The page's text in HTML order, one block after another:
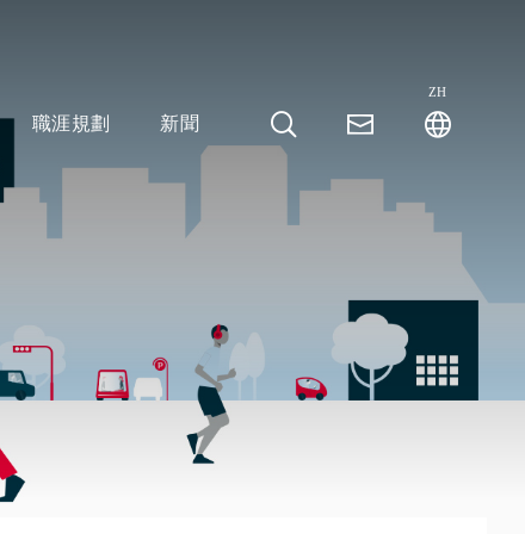
職涯規劃 新聞
ZH